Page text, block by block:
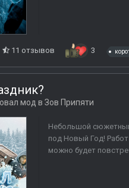
11 отзывов 3
мод в Зов Припяти
Небольшой
под Новый Год!
можно будет